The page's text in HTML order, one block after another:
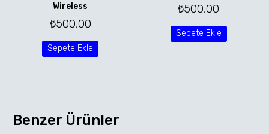
Wireless
₺500,00
Sepete Ekle
₺500,00
Sepete Ekle
Benzer Ürünler